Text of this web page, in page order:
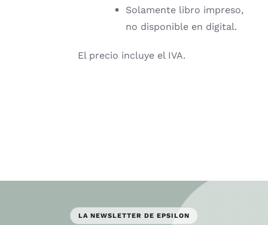
Solamente libro impreso,
no disponible en digital.
El precio incluye el IVA.
LA NEWSLETTER DE EPSILON